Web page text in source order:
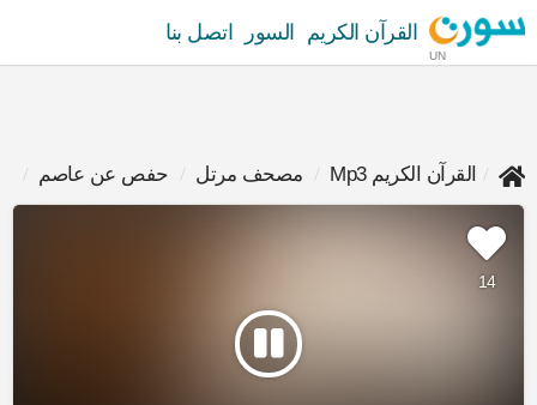
UN
القرآن الكريم السور اتصل بنا
القرآن الكريم Mp3 مصحف مرتل حفص عن عاصم
14